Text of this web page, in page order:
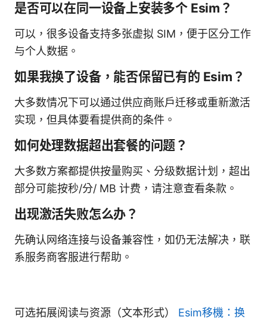
是否可以在同一设备上安装多个 Esim？
可以，很多设备支持多张虚拟 SIM，便于区分工作
与个人数据。
如果我换了设备，能否保留已有的 Esim？
大多数情况下可以通过供应商账户迁移或重新激活
实现，但具体要看提供商的条件。
如何处理数据超出套餐的问题？
大多数方案都提供按量购买、分级数据计划，超出
部分可能按秒/分/ MB 计费，请注意查看条款。
出现激活失败怎么办？
先确认网络连接与设备兼容性，如仍无法解决，联
系服务商客服进行帮助。
可选拓展阅读与资源（文本形式） Esim移機：换